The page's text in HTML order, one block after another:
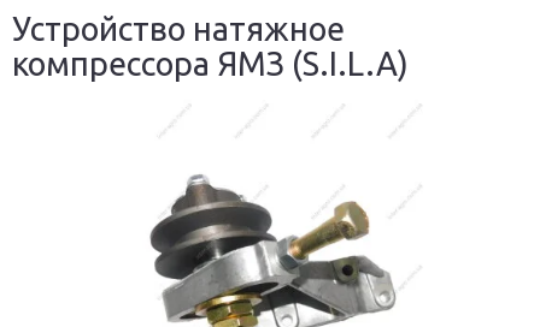
Устройство натяжное
компрессора ЯМЗ (S.I.L.A)